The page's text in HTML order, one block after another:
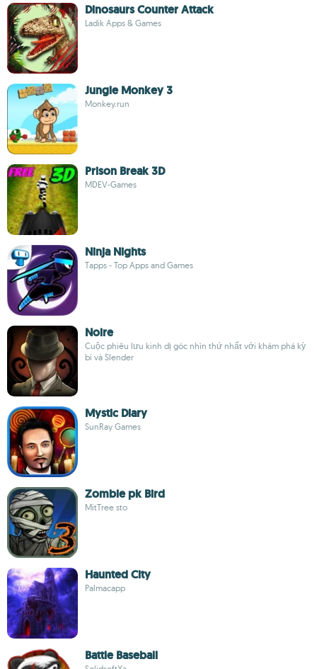
Dinosaurs Counter Attack
Ladik Apps & Games
Jungle Monkey 3
Monkey.run
Prison Break 3D
MDEV-Games
Ninja Nights
Tapps - Top Apps and Games
Noire
Cuộc phiêu lưu kinh dị góc nhìn thứ nhất với khám phá kỳ
bí và Slender
Mystic Diary
SunRay Games
Zombie pk Bird
MitTree sto
Haunted City
Palmacapp
Battle Baseball